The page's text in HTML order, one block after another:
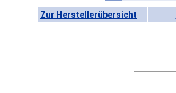
Zur Herstellerübersicht